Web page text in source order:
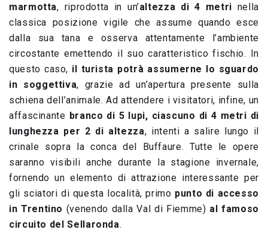
marmotta, riprodotta in un’altezza di 4 metri nella
classica posizione vigile che assume quando esce
dalla sua tana e osserva attentamente l’ambiente
circostante emettendo il suo caratteristico fischio. In
questo caso, il turista potrà assumerne lo sguardo
in soggettiva, grazie ad un’apertura presente sulla
schiena dell’animale. Ad attendere i visitatori, infine, un
affascinante branco di 5 lupi, ciascuno di 4 metri di
lunghezza per 2 di altezza, intenti a salire lungo il
crinale sopra la conca del Buffaure. Tutte le opere
saranno visibili anche durante la stagione invernale,
fornendo un elemento di attrazione interessante per
gli sciatori di questa località, primo punto di accesso
in Trentino (venendo dalla Val di Fiemme) al famoso
circuito del Sellaronda.